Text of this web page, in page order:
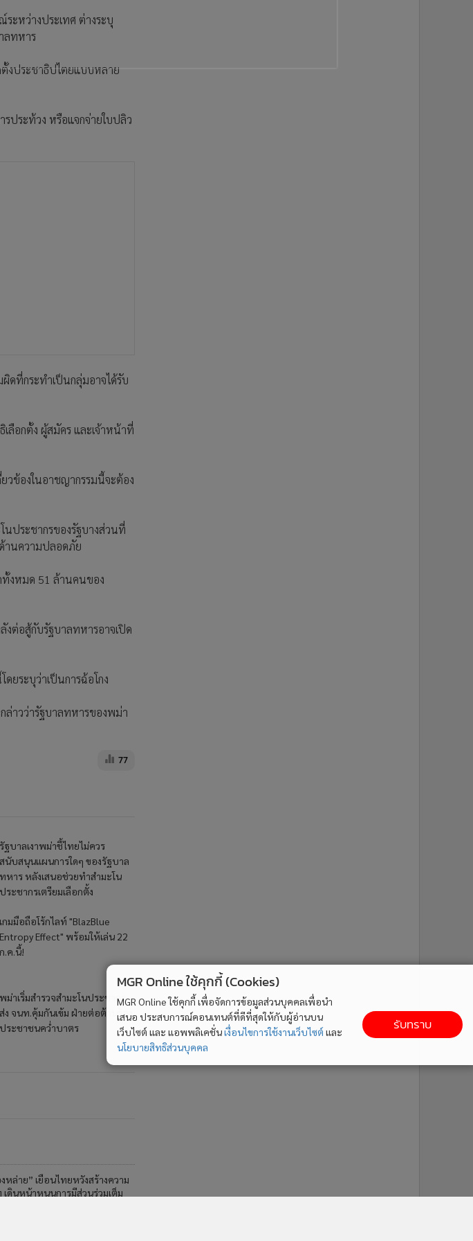
ะหว่างประเทศ ต่างระบุ
ลทหาร
งประชาธิปไตยแบบหลาย
ประท้วง หรือแจกจ่ายใบปลิว
ดที่กระทำเป็นกลุ่มอาจได้รับ
ลือกตั้ง ผู้สมัคร และเจ้าหน้าที่
วข้องในอาชญากรรมนี้จะต้อง
ประชากรของรัฐบางส่วนที่
านความปลอดภัย
ทั้งหมด 51 ล้านคนของ
งต่อสู้กับรัฐบาลทหารอาจเปิด
ยระบุว่าเป็นการฉ้อโกง
าวว่ารัฐบาลทหารของพม่า
77
รัฐบาลเงาพม่าชี้ไทยไม่ควร
สนับสนุนแผนการใดๆ ของรัฐบาล
ทหาร หลังเสนอช่วยทำสำมะโน
ประชากรเตรียมเลือกตั้ง
เกมมือถือโร้กไลท์ "BlazBlue
Entropy Effect" พร้อมให้เล่น 22
ก.ค.นี้!
พม่าเริ่มสำรวจสำมะโนประชากร
ส่ง จนท.คุ้มกันเข้ม ฝ่ายต่อต้านร้อง
ประชาชนคว่ำบาตร
หล่าย” เยือนไทยหวังสร้างความ
ดินหน้าหนุนการมีส่วนร่วมเต็ม
MGR Online ใช้คุกกี้ (Cookies)
MGR Online ใช้คุกกี้ เพื่อจัดการข้อมูลส่วนบุคคลเพื่อนำ
เสนอ ประสบการณ์คอนเทนต์ที่ดีที่สุดให้กับผู้อ่านบน
เว็บไซต์ และ แอพพลิเคชั่นเงื่อนไขการใช้งานเว็บไซต์ และ
นโยบายสิทธิส่วนบุคคล
รับทราบ